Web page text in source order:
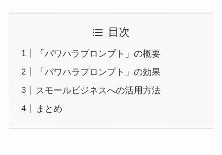
目次
「パワハラプロンプト」の概要
「パワハラプロンプト」の効果
スモールビジネスへの活用方法
まとめ